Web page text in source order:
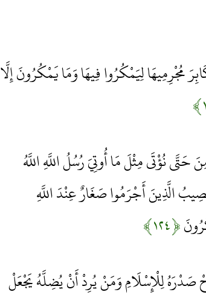
مُجْرِمِيهَا لِيَمْكُرُوا فِيهَا وَمَا يَمْكُرُونَ إِلَّا
حَتَّى نُؤْتَى مِثْلَ مَا أُوتِيَ رُسُلُ اللَّهِ اللَّهُ
الَّذِينَ أَجْرَمُوا صَغَارٌ عِنْدَ اللَّهِ
﴿۱۲۴﴾
صَدْرَهُ لِلْإِسْلَامِ وَمَنْ يُرِدْ أَنْ يُضِلَّهُ يَجْعَلْ